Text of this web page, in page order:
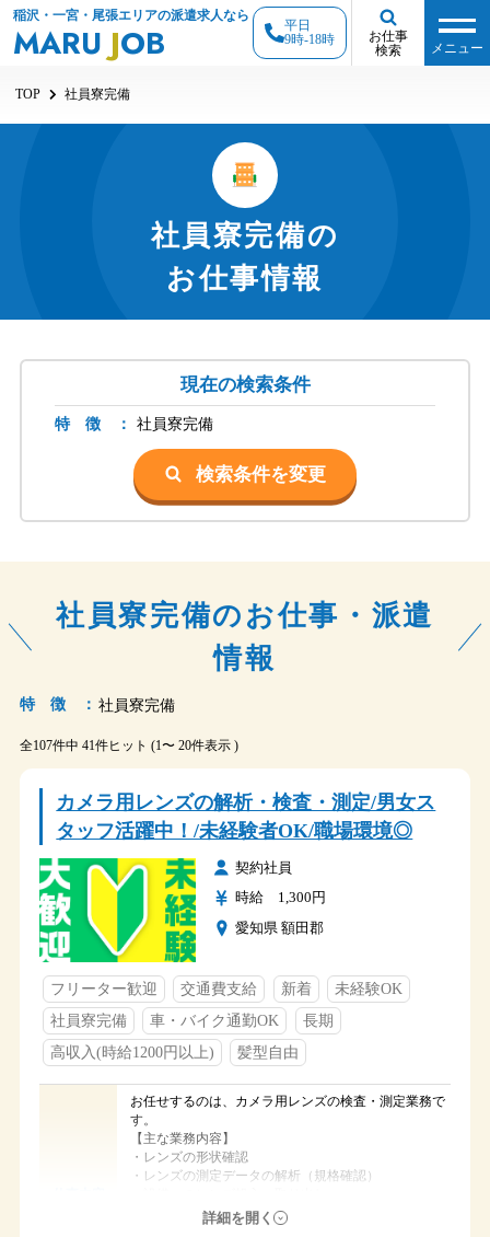
稲沢・一宮・尾張エリアの派遣求人なら
MARU JOB
平日
9時-18時
お仕事
検索
メニュー
TOP 社員寮完備
社員寮完備の
お仕事情報
現在の検索条件
特 徴 ： 社員寮完備
検索条件を変更
社員寮完備のお仕事・派遣
情報
特 徴 ： 社員寮完備
全107件中 41件ヒット (1〜 20件表示 )
カメラ用レンズの解析・検査・測定/男女ス
タッフ活躍中！/未経験者OK/職場環境◎
契約社員
時給 1,300円
愛知県 額田郡
フリーター歓迎 交通費支給 新着
未経験OK
社員寮完備
車・バイク通勤OK
長期
高収入(時給1200円以上)
髪型自由
お任せするのは、カメラ用レンズの検査・測定業務で
す。
【主な業務内容】
・レンズの形状確認
・レンズの測定データの解析（規格確認）
・検査の終わったレンズは決められたケースに入れて
詳細を開く